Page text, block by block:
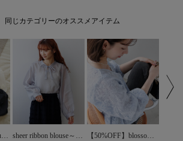
同じカテゴリーのオススメアイテム
【50%OFF】rose puff blouse～ﾛｰｽﾞﾊﾟﾌﾌﾞﾗｳｽ sheer ribbon blouse～ｼｱｰﾘﾎﾞﾝﾌﾞﾗｳｽ 【50%OFF】blossom sheer top～ﾌﾞﾛｯｻﾑｼｱｰﾄｯﾌﾟ